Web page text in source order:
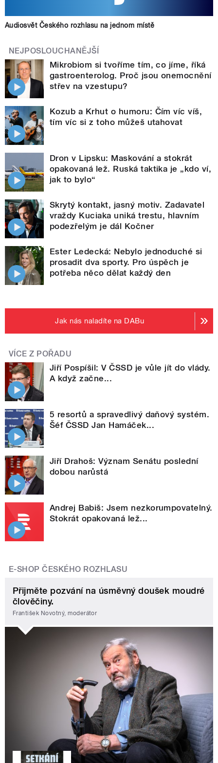
Audiosvět Českého rozhlasu na jednom místě
NEJPOSLOUCHANĚJŠÍ
Mikrobiom si tvoříme tím, co jíme, říká
gastroenterolog. Proč jsou onemocnění
střev na vzestupu?
Kozub a Krhut o humoru: Čím víc víš,
tím víc si z toho můžeš utahovat
Dron v Lipsku: Maskování a stokrát
opakovaná lež. Ruská taktika je „kdo ví,
jak to bylo“
Skrytý kontakt, jasný motiv. Zadavatel
vraždy Kuciaka uniká trestu, hlavním
podezřelým je dál Kočner
Ester Ledecká: Nebylo jednoduché si
prosadit dva sporty. Pro úspěch je
potřeba něco dělat každý den
Jak nás naladíte na DABu
VÍCE Z POŘADU
Jiří Pospíšil: V ČSSD je vůle jít do vlády.
A když začne...
5 resortů a spravedlivý daňový systém.
Šéf ČSSD Jan Hamáček...
Jiří Drahoš: Význam Senátu poslední
dobou narůstá
Andrej Babiš: Jsem nezkorumpovatelný.
Stokrát opakovaná lež...
E-SHOP ČESKÉHO ROZHLASU
Přijměte pozvání na úsměvný doušek moudré
člověčiny.
František Novotný, moderátor